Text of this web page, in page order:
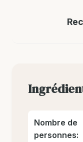
Nombre de
personnes: